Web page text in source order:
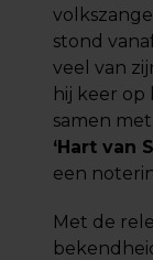
stond
veel van
hij keer op
samen
‘Hart van
een
Met de